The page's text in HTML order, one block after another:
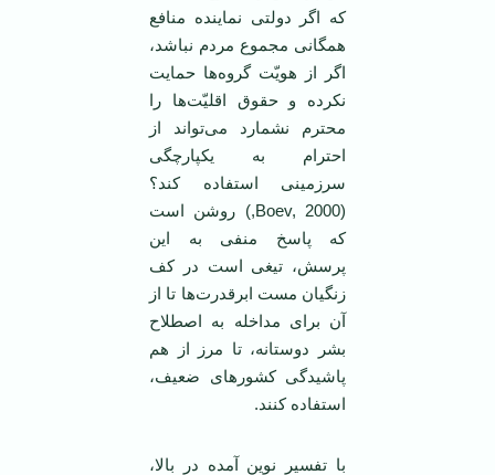
که اگر دولتی نماینده منافع
همگانی مجموع مردم نباشد،
اگر از هویّت گروه‌ها حمایت
نکرده و حقوق اقلیّت‌ها را
محترم نشمارد می‌تواند از
احترام به یکپارچگی
سرزمینی استفاده کند؟
(Boev, 2000,) روشن است
که پاسخ منفی به این
پرسش، تیغی است در کف
زنگیان مست ابرقدرت‌ها تا از
آن برای مداخله به اصطلاح
بشر دوستانه، تا مرز از هم
پاشیدگی کشورهای ضعیف،
استفاده کنند.
با تفسیر نوین آمده در بالا،